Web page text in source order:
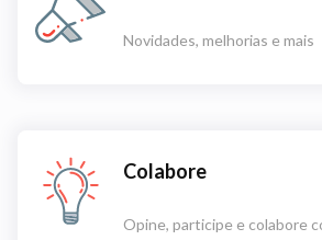
Novidades, melhorias e mais
Colabore
Opine, participe e colabore